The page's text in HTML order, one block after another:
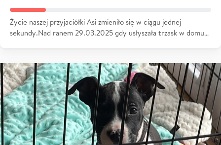
Życie naszej przyjaciółki Asi zmieniło się w ciągu jednej
sekundy.Nad ranem 29.03.2025 gdy usłyszała trzask w domu…